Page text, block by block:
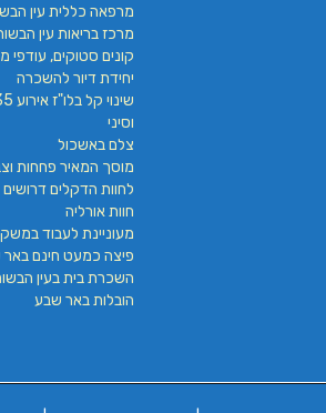
מרפאה כללית עין
מרכז בריאות עין
קונים סטוקים, עודפי
יחידת דיור להשכרה
וסיני
צלם באשכול
מוסך המאיר פחחות
לחוות הדקלים דרושים
חוות אורליה
מעוניינת לעבוד
פיצה כמעט חינם
השכרת בית בעין
הובלות באר שבע